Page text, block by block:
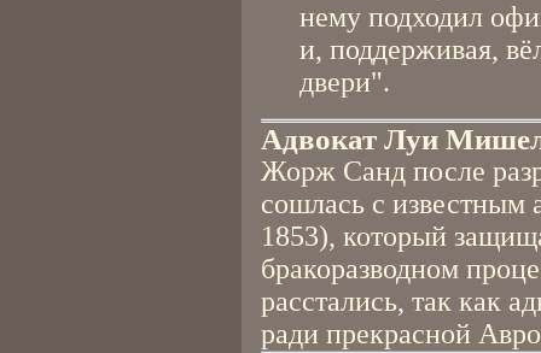
нему подходил
и, поддерживая,
двери".
Адвокат Луи
Жорж Санд после
сошлась с
1853), который
бракоразводном
расстались, так как
ради прекрасной